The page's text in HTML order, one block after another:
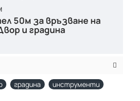
50м за връзване на
и градина
градина инструменти